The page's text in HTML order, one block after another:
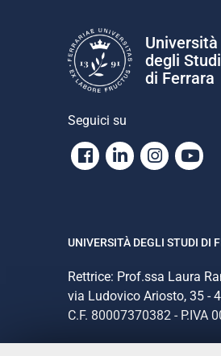
Università
degli Studi
di Ferrara
Seguici su
Facebook
Linkedin
UNIVERSITÀ DEGLI STUDI DI
Rettrice: Prof.ssa Laura
via Ludovico Ariosto, 35 -
C.F. 80007370382 - P.IVA